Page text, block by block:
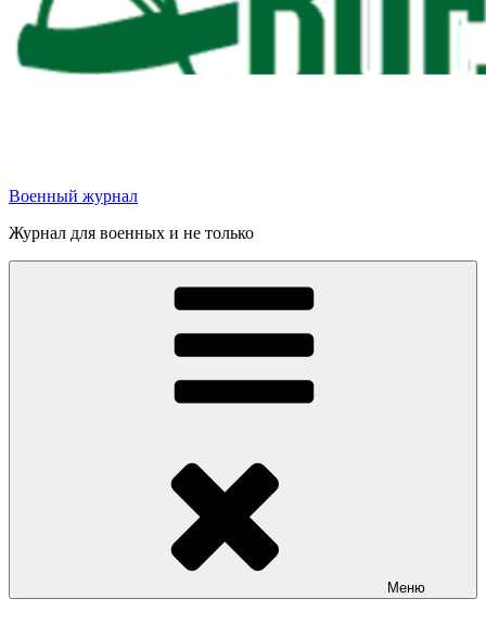
Военный журнал
Журнал для военных и не только
Меню